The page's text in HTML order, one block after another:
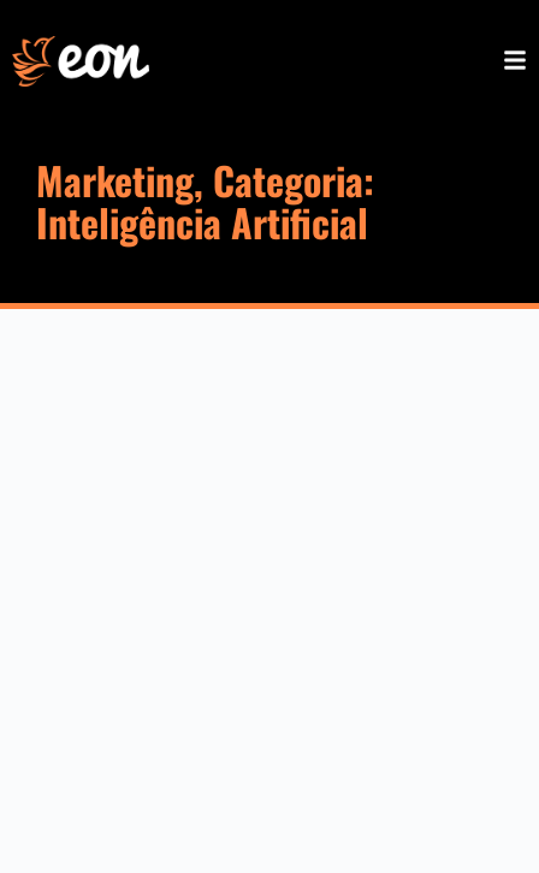
Marketing, Categoria:
Inteligência Artificial